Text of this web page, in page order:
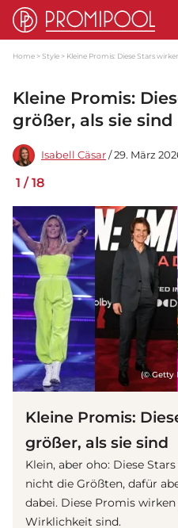
Home Style Kleine Promis: Diese Stars
Kleine Promis:
größer, als sie sind
Isabell Cäsar / 29. März
1 /18
(© Getty
Kleine Promis:
größer, als sie sind
Klein, aber oho: Diese
nicht die Größten, dafür
dabei. Diese Promis
Wirklichkeit sind.